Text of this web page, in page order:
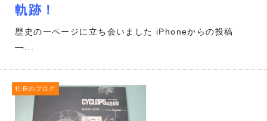
軌跡！
歴史の一ページに立ち会いました iPhoneからの投稿
—̵...
社長のブログ